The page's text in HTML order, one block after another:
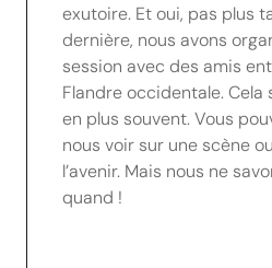
exutoire. Et oui, pas plus
dernière, nous avons
session avec des amis
Flandre occidentale.
en plus souvent. Vous
nous voir sur une scène
l’avenir. Mais nous ne
quand !